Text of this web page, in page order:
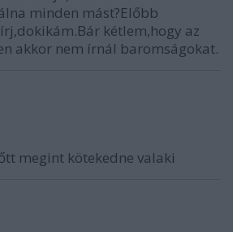
minden mást?Előbb
kétlem,hogy az
akkor nem írnál baromságokat.
megint kötekedne valaki